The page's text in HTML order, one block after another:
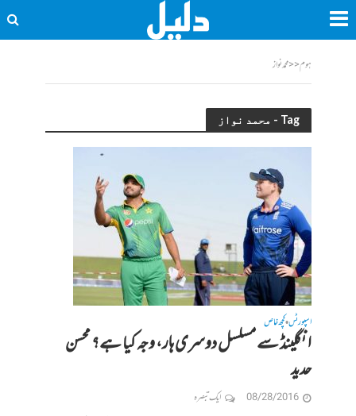
ہوم<<محمد نواز
Tag - محمد نواز
اسپورٹس•کچھ خاص
انگلینڈ سے مسلسل دوسری ہار، وجہ کیا ہے؟ محسن
حدید
08/28/2016 ایک تبصرہ